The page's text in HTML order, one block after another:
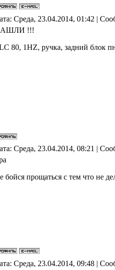
Среда, 23.04.2014, 01:42 |
!!!
80, 1HZ, ручка, задний блок
Среда, 23.04.2014, 08:21 |
бойся прощаться с тем что не
Среда, 23.04.2014, 09:48 |